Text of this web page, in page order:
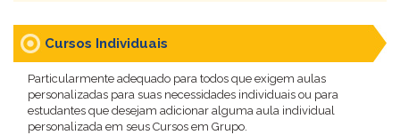
Cursos Individuais
Particularmente adequado para todos que exigem aulas
personalizadas para suas necessidades individuais ou para
estudantes que desejam adicionar alguma aula individual
personalizada em seus Cursos em Grupo.